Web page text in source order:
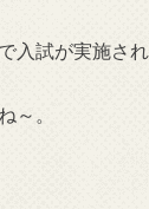
入試が実施され
～。